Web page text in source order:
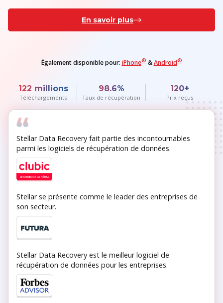
En savoir plus
Également disponible pour: iPhone®&Android®
122 millions
Téléchargements
98.6%
Taux de récupération
120+
Prix reçus
Stellar Data Recovery fait partie des incontournables
parmi les logiciels de récupération de données.
Stellar se présente comme le leader des entreprises de
son secteur.
Stellar Data Recovery est le meilleur logiciel de
récupération de données pour les entreprises.